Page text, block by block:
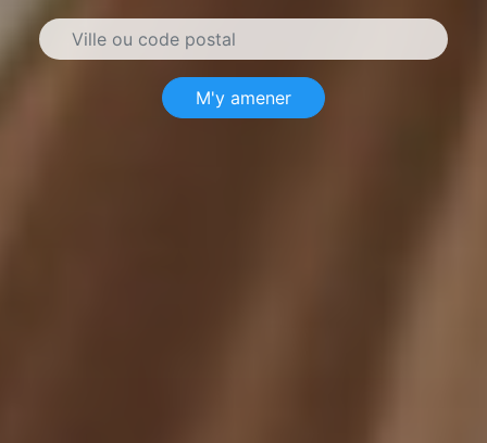
M'y amener